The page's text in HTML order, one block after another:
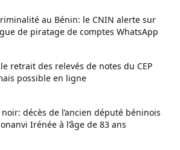
au Bénin: le CNIN alerte sur
de piratage de comptes WhatsApp
retrait des relevés de notes du CEP
possible en ligne
décès de l’ancien député béninois
Irénée à l’âge de 83 ans